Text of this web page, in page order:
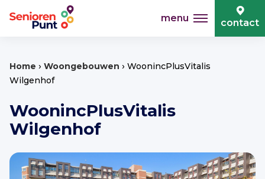
menu contact
Home › Woongebouwen › WoonincPlusVitalis
Wilgenhof
WoonincPlusVitalis
Wilgenhof